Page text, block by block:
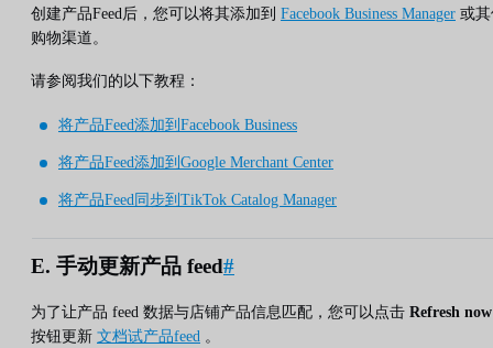
创建产品Feed后，您可以将其添加到 Facebook Business Manager 或
购物渠道。
请参阅我们的以下教程：
将产品Feed添加到Facebook Business
将产品Feed添加到Google Merchant Center
将产品Feed同步到TikTok Catalog Manager
E. 手动更新产品 feed#
为了让产品 feed 数据与店铺产品信息匹配，您可以点击 Refresh now
按钮更新 文档试产品feed 。